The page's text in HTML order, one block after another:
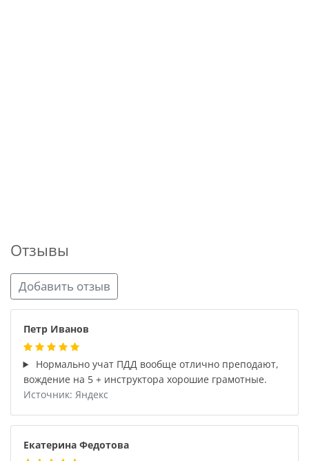
Отзывы
Добавить отзыв
Петр Иванов
Нормально учат ПДД вообще отлично преподают,
вождение на 5 + инструктора хорошие грамотные.
Источник: Яндекс
Екатерина Федотова